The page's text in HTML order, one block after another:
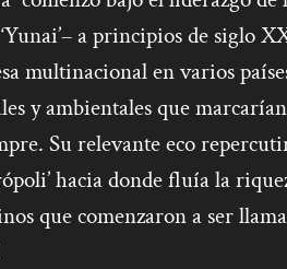
a principios de siglo
multinacional en varios
y ambientales que marcarían
Su relevante eco
hacia donde fluía la
que comenzaron a ser